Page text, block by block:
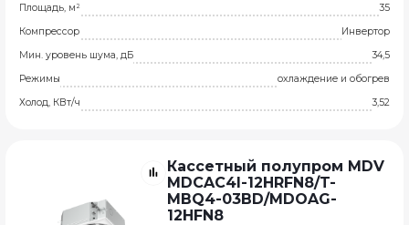
Площадь, м²
35
Компрессор
Инвертор
Мин. уровень шума, дБ
34,5
Режимы
охлаждение и обогрев
Холод, КВт/ч
3,52
Кассетный полупром MDV
MDCAС4I-12HRFN8/T-
MBQ4-03BD/MDOAG-
12HFN8